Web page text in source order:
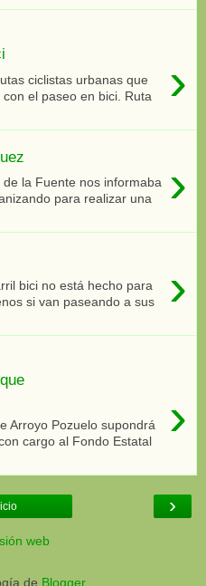
›
ciclistas urbanas que
el paseo en bici. Ruta
›
la Fuente nos informaba
para realizar una
›
bici no está hecho para
si van paseando a sus
›
Arroyo Pozuelo supondrá
cargo al Fondo Estatal
›
web
de Blogger.